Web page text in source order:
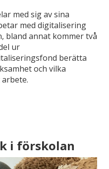
med sig av sina
med digitalisering
bland annat kommer två
ur
berätta
och vilka
i förskolan